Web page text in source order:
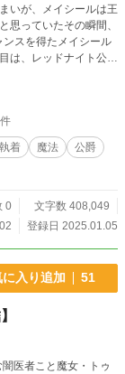
いが、メイシールは王
思っていたその瞬間、
は、レッドナイト公爵
せ付けないどす黒いオ
ールは驚くべき作戦に
着 魔法
公爵
0
文字数 408,049
登録日 2025.01.05
に入り追加 51
医者こと魔女・トゥ